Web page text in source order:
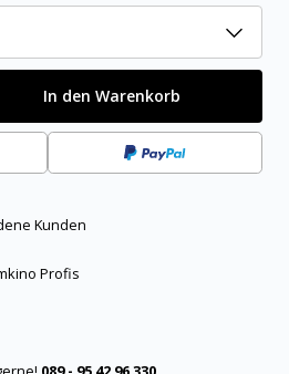
In den Warenkorb
Kunden
Profis